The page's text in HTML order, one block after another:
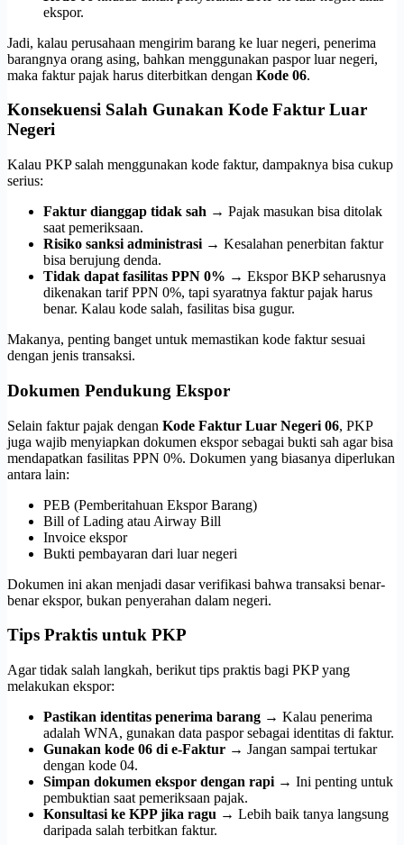
ekspor.
Jadi, kalau perusahaan mengirim barang ke luar negeri, penerima
barangnya orang asing, bahkan menggunakan paspor luar negeri,
maka faktur pajak harus diterbitkan dengan Kode 06.
Konsekuensi Salah Gunakan Kode Faktur Luar
Negeri
Kalau PKP salah menggunakan kode faktur, dampaknya bisa cukup
serius:
Faktur dianggap tidak sah → Pajak masukan bisa ditolak
saat pemeriksaan.
Risiko sanksi administrasi → Kesalahan penerbitan faktur
bisa berujung denda.
Tidak dapat fasilitas PPN 0% → Ekspor BKP seharusnya
dikenakan tarif PPN 0%, tapi syaratnya faktur pajak harus
benar. Kalau kode salah, fasilitas bisa gugur.
Makanya, penting banget untuk memastikan kode faktur sesuai
dengan jenis transaksi.
Dokumen Pendukung Ekspor
Selain faktur pajak dengan Kode Faktur Luar Negeri 06, PKP
juga wajib menyiapkan dokumen ekspor sebagai bukti sah agar bisa
mendapatkan fasilitas PPN 0%. Dokumen yang biasanya diperlukan
antara lain:
PEB (Pemberitahuan Ekspor Barang)
Bill of Lading atau Airway Bill
Invoice ekspor
Bukti pembayaran dari luar negeri
Dokumen ini akan menjadi dasar verifikasi bahwa transaksi benar-
benar ekspor, bukan penyerahan dalam negeri.
Tips Praktis untuk PKP
Agar tidak salah langkah, berikut tips praktis bagi PKP yang
melakukan ekspor:
Pastikan identitas penerima barang → Kalau penerima
adalah WNA, gunakan data paspor sebagai identitas di faktur.
Gunakan kode 06 di e-Faktur → Jangan sampai tertukar
dengan kode 04.
Simpan dokumen ekspor dengan rapi → Ini penting untuk
pembuktian saat pemeriksaan pajak.
Konsultasi ke KPP jika ragu → Lebih baik tanya langsung
daripada salah terbitkan faktur.